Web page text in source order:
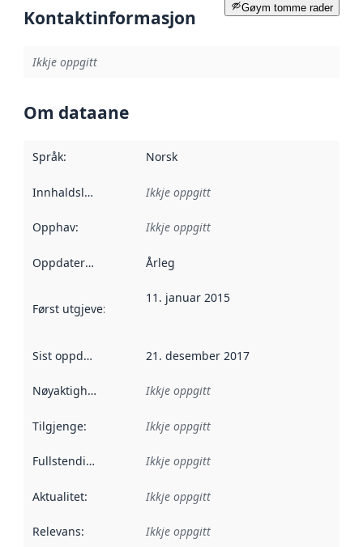
Gøym tomme rader
Kontaktinformasjon
Ikkje oppgitt
Om dataane
Språk: Norsk
Innhaldsleverandørar :
Ikkje oppgitt
Opphav: Ikkje oppgitt
Oppdateringsfrekvens :
Årleg
Først utgjeve: Denne datoen seier når dataa i dette
11. januar 2015
Sist oppdatert 21. desember 2017
Nøyaktigheit Ikkje oppgitt
Tilgjenge: Ikkje oppgitt
Fullstendigheit Ikkje oppgitt
Aktualitet: Ikkje oppgitt
Relevans: Ikkje oppgitt